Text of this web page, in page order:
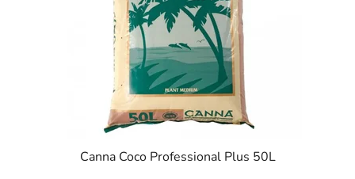
Canna Coco Professional Plus 50L